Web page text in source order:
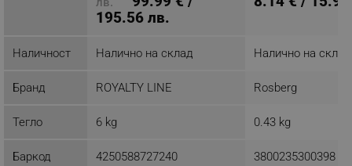
195.56 лв.
Наличност Налично на склад Налично на склад
Бранд ROYALTY LINE Rosberg
Тегло 6 kg 0.43 kg
Баркод 4250588727240 3800235300398